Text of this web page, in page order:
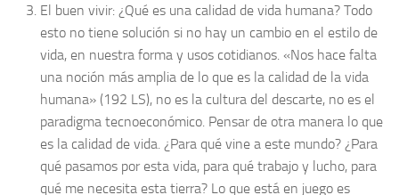
El buen vivir: ¿Qué es una calidad de vida humana? Todo
esto no tiene solución si no hay un cambio en el estilo de
vida, en nuestra forma y usos cotidianos. «Nos hace falta
una noción más amplia de lo que es la calidad de la vida
humana» (192 LS), no es la cultura del descarte, no es el
paradigma tecnoeconómico. Pensar de otra manera lo que
es la calidad de vida. ¿Para qué vine a este mundo? ¿Para
qué pasamos por esta vida, para qué trabajo y lucho, para
qué me necesita esta tierra? Lo que está en juego es